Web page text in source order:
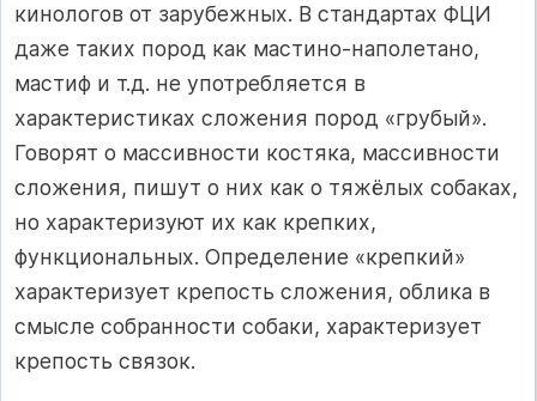
кинологов от зарубежных. В стандартах ФЦИ
даже таких пород как мастино-наполетано,
мастиф и т.д. не употребляется в
характеристиках сложения пород «грубый».
Говорят о массивности костяка, массивности
сложения, пишут о них как о тяжёлых собаках,
но характеризуют их как крепких,
функциональных. Определение «крепкий»
характеризует крепость сложения, облика в
смысле собранности собаки, характеризует
крепость связок.